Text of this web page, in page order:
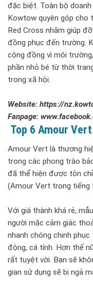
đặc biệt. Toàn bộ
Kowtow quyên góp cho
Red Cross nhằm giúp
đồng phục đến trường.
cộng đồng vì môi
phần nhỏ bé từ thời
trong xã hội.
Website: https://
Fanpage:
Top 6 Amour Vert
Amour Vert là thương
trong các phong trào
đã thể hiện được tôn
(Amour Vert trong tiếng
Với giá thành khá rẻ,
người mặc cảm giác
nhanh chóng chinh
động, cá tính. Hơn thế
rất tuyệt vời. Bạn sẽ
gian sử dụng sẽ bị ngả